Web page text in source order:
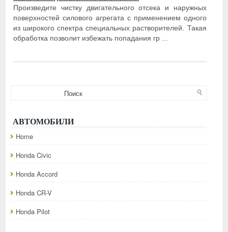
Произведите чистку двигательного отсека и наружных
поверхностей силового агрегата с применением одного
из широкого спектра специальных растворителей. Такая
обработка позволит избежать попадания гр ...
АВТОМОБИЛИ
Home
Honda Civic
Honda Accord
Honda CR-V
Honda Pilot